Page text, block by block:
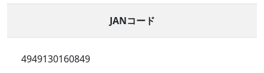
JANコード
4949130160849